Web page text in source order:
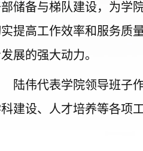
储备与梯队建设，为学
提高工作效率和服务质
展的强大动力。
陆伟代表学院领导班子
建设、人才培养等各项